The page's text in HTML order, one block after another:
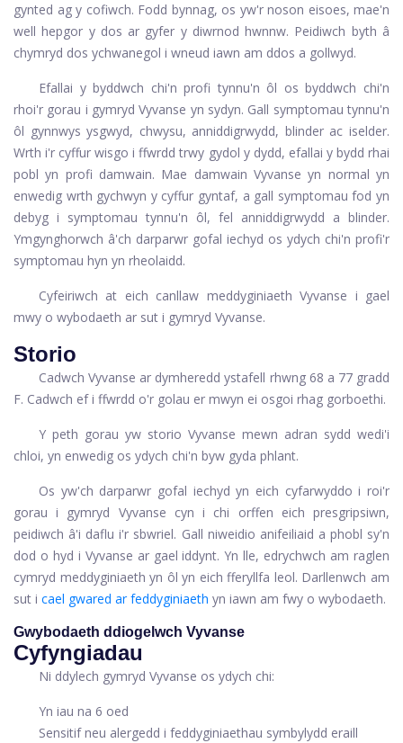
gynted ag y cofiwch. Fodd bynnag, os yw'r noson eisoes, mae'n
well hepgor y dos ar gyfer y diwrnod hwnnw. Peidiwch byth â
chymryd dos ychwanegol i wneud iawn am ddos ​​a gollwyd.
Efallai y byddwch chi'n profi tynnu'n ôl os byddwch chi'n
rhoi'r gorau i gymryd Vyvanse yn sydyn. Gall symptomau tynnu'n
ôl gynnwys ysgwyd, chwysu, anniddigrwydd, blinder ac iselder.
Wrth i'r cyffur wisgo i ffwrdd trwy gydol y dydd, efallai y bydd rhai
pobl yn profi damwain. Mae damwain Vyvanse yn normal yn
enwedig wrth gychwyn y cyffur gyntaf, a gall symptomau fod yn
debyg i symptomau tynnu'n ôl, fel anniddigrwydd a blinder.
Ymgynghorwch â'ch darparwr gofal iechyd os ydych chi'n profi'r
symptomau hyn yn rheolaidd.
Cyfeiriwch at eich canllaw meddyginiaeth Vyvanse i gael
mwy o wybodaeth ar sut i gymryd Vyvanse.
Storio
Cadwch Vyvanse ar dymheredd ystafell rhwng 68 a 77 gradd
F. Cadwch ef i ffwrdd o'r golau er mwyn ei osgoi rhag gorboethi.
Y peth gorau yw storio Vyvanse mewn adran sydd wedi'i
chloi, yn enwedig os ydych chi'n byw gyda phlant.
Os yw'ch darparwr gofal iechyd yn eich cyfarwyddo i roi'r
gorau i gymryd Vyvanse cyn i chi orffen eich presgripsiwn,
peidiwch â'i daflu i'r sbwriel. Gall niweidio anifeiliaid a phobl sy'n
dod o hyd i Vyvanse ar gael iddynt. Yn lle, edrychwch am raglen
cymryd meddyginiaeth yn ôl yn eich fferyllfa leol. Darllenwch am
sut i cael gwared ar feddyginiaeth yn iawn am fwy o wybodaeth.
Gwybodaeth ddiogelwch Vyvanse
Cyfyngiadau
Ni ddylech gymryd Vyvanse os ydych chi:
Yn iau na 6 oed
Sensitif neu alergedd i feddyginiaethau symbylydd eraill